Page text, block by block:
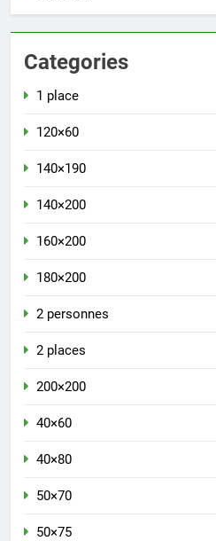
Categories
1 place
120×60
140×190
140×200
160×200
180×200
2 personnes
2 places
200×200
40×60
40×80
50×70
50×75